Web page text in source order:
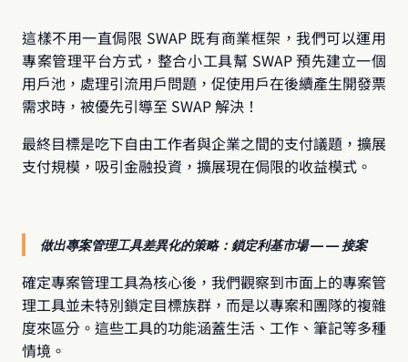
這樣不用一直侷限 SWAP 既有商業框架，我們可以運用
專案管理平台方式，整合小工具幫 SWAP 預先建立一個
用戶池，處理引流用戶問題，促使用戶在後續產生開發票
需求時，被優先引導至 SWAP 解決！
最終目標是吃下自由工作者與企業之間的支付議題，擴展
支付規模，吸引金融投資，擴展現在侷限的收益模式。
做出專案管理工具差異化的策略：鎖定利基市場 — — 接案
確定專案管理工具為核心後，我們觀察到市面上的專案管
理工具並未特別鎖定目標族群，而是以專案和團隊的複雜
度來區分。這些工具的功能涵蓋生活、工作、筆記等多種
情境。